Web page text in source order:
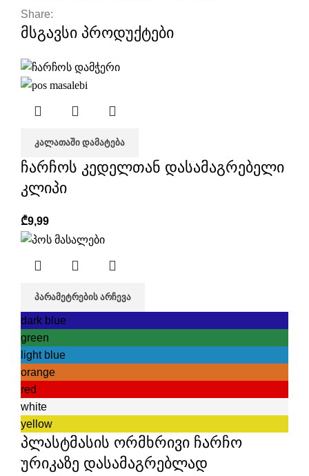
Share:
მსგავსი პროდუქტები
ᲙᲐᲚᲐᲗᲐᲨᲘ ᲓᲐᲛᲐᲢᲔᲑᲐ
ჩარჩოს კედელთან დასამაგრებელი
კლიპი
₾9,99
ᲞᲐᲠᲐᲛᲔᲢᲠᲔᲑᲘᲡ ᲐᲠᲩᲔᲕᲐ
dark blue
green
light blue
orange
red
white
yellow
პლასტმასის ორმხრივი ჩარჩო
ურიკაზე დასამაგრებლად